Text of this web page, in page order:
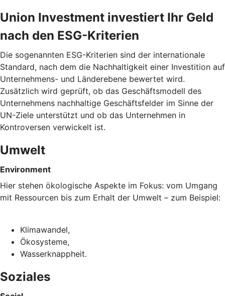
Union Investment investiert Ihr Geld
nach den ESG-Kriterien
Die sogenannten ESG-Kriterien sind der internationale
Standard, nach dem die Nachhaltigkeit einer Investition auf
Unternehmens- und Länderebene bewertet wird.
Zusätzlich wird geprüft, ob das Geschäftsmodell des
Unternehmens nachhaltige Geschäftsfelder im Sinne der
UN-Ziele unterstützt und ob das Unternehmen in
Kontroversen verwickelt ist.
Umwelt
Environment
Hier stehen ökologische Aspekte im Fokus: vom Umgang
mit Ressourcen bis zum Erhalt der Umwelt – zum Beispiel:
Klimawandel,
Ökosysteme,
Wasserknappheit.
Soziales